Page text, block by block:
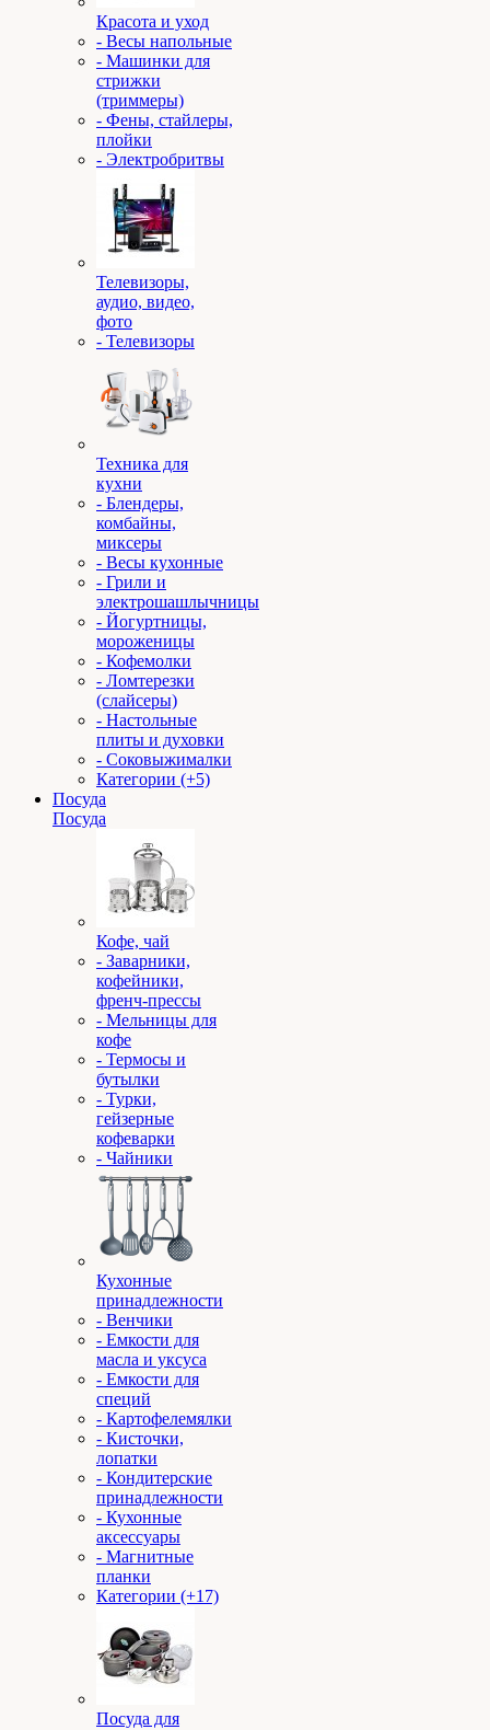
Красота и уход
- Весы напольные
- Машинки для
стрижки
(триммеры)
- Фены, стайлеры,
плойки
- Электробритвы
Телевизоры,
аудио, видео,
фото
- Телевизоры
Техника для
кухни
- Блендеры,
комбайны,
миксеры
- Весы кухонные
- Грили и
электрошашлычницы
- Йогуртницы,
мороженицы
- Кофемолки
- Ломтерезки
(слайсеры)
- Настольные
плиты и духовки
- Соковыжималки
Категории (+5)
Посуда
Посуда
Кофе, чай
- Заварники,
кофейники,
френч-прессы
- Мельницы для
кофе
- Термосы и
бутылки
- Турки,
гейзерные
кофеварки
- Чайники
Кухонные
принадлежности
- Венчики
- Емкости для
масла и уксуса
- Емкости для
специй
- Картофелемялки
- Кисточки,
лопатки
- Кондитерские
принадлежности
- Кухонные
аксессуары
- Магнитные
планки
Категории (+17)
Посуда для